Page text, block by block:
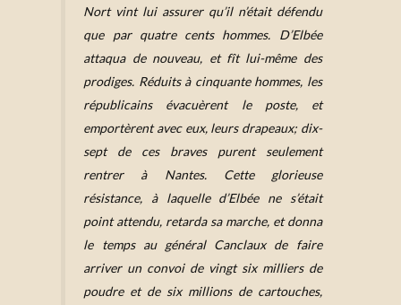
Nort vint lui assurer qu’il n’était défendu
que par quatre cents hommes. D’Elbée
attaqua de nouveau, et fît lui-même des
prodiges. Réduits à cinquante hommes, les
républicains évacuèrent le poste, et
emportèrent avec eux, leurs drapeaux; dix-
sept de ces braves purent seulement
rentrer à Nantes. Cette glorieuse
résistance, à laquelle d’Elbée ne s’était
point attendu, retarda sa marche, et donna
le temps au général Canclaux de faire
arriver un convoi de vingt six milliers de
poudre et de six millions de cartouches,